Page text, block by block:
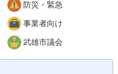
防災・緊急
事業者向け
武雄市議会